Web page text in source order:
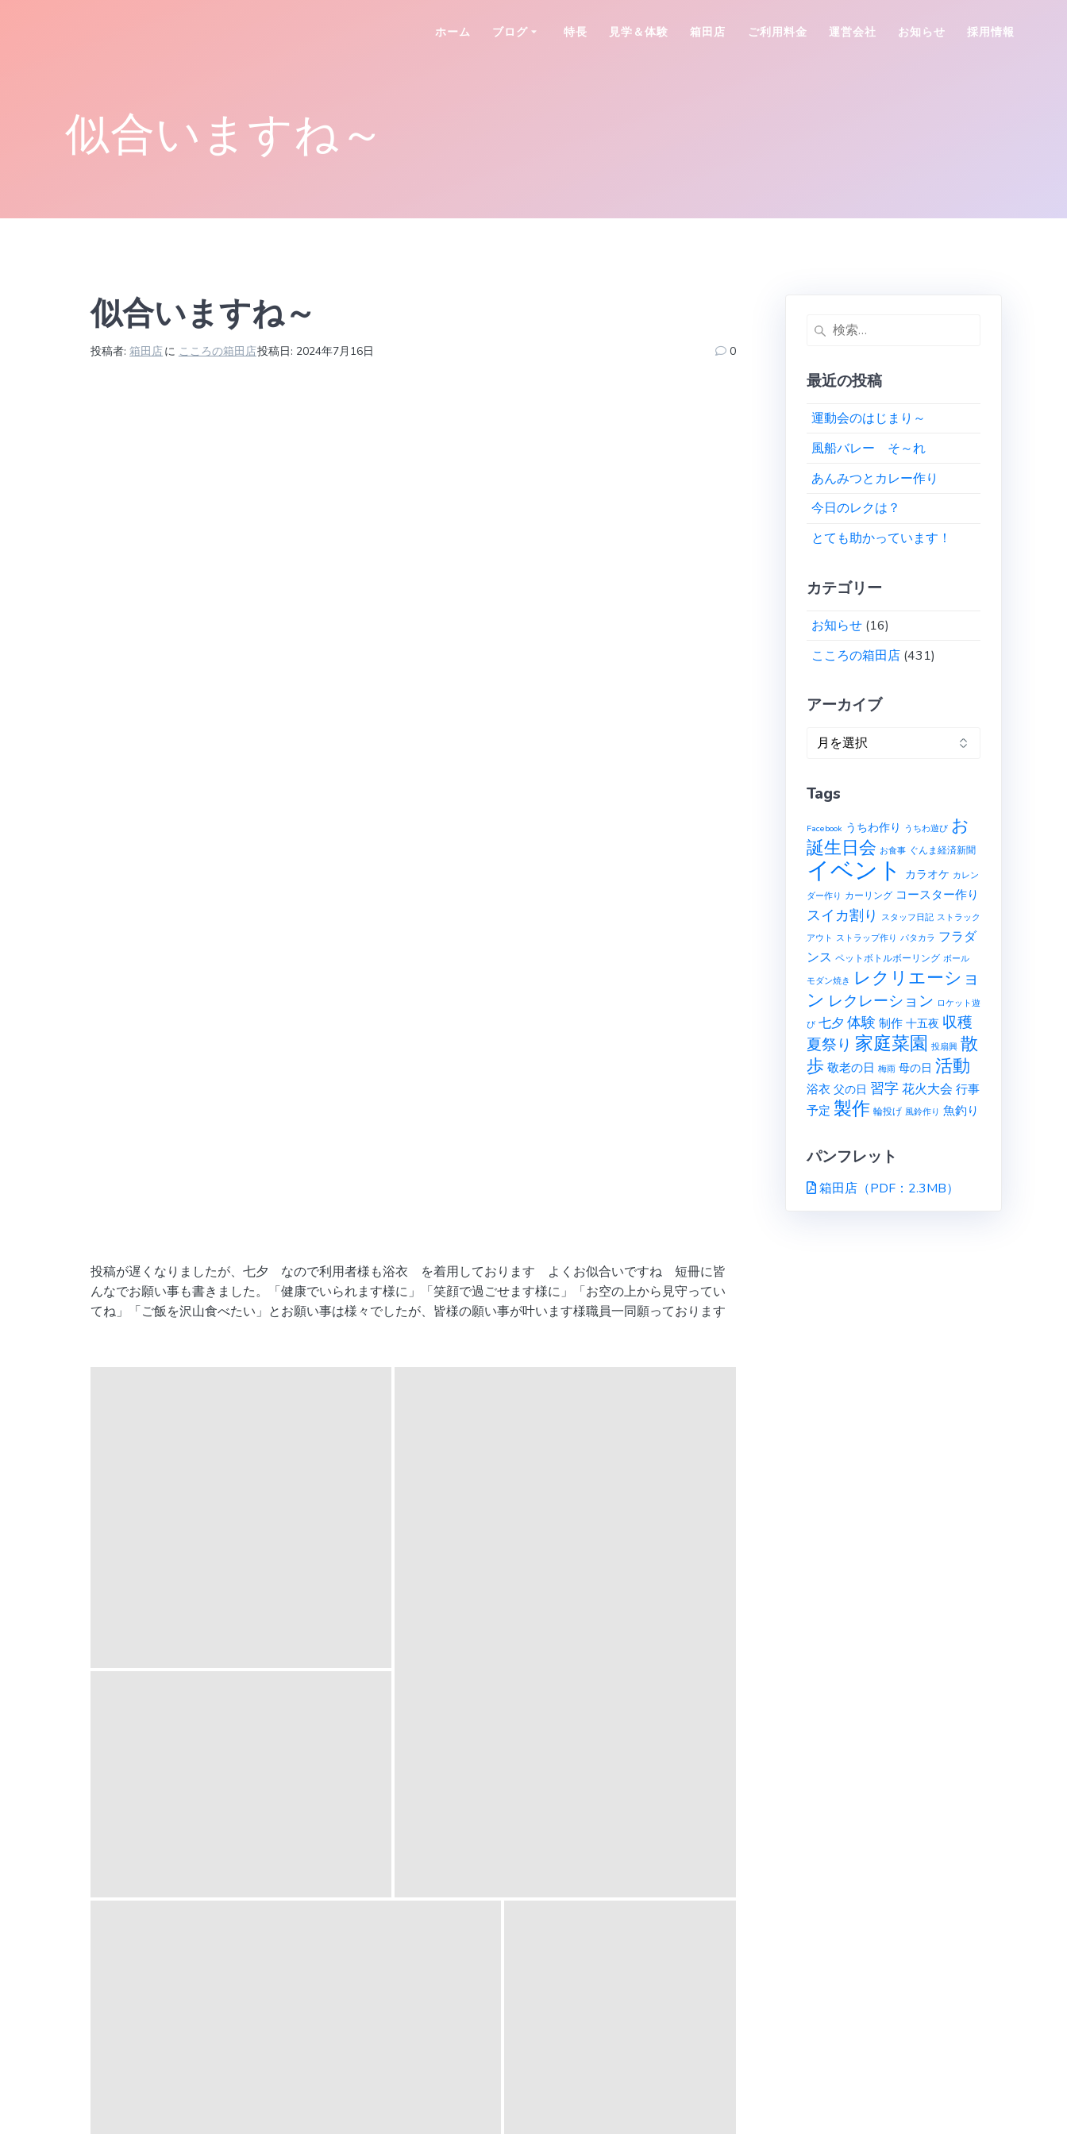
ホーム ブログ 特長 見学＆体験 箱田店 ご利用料金 運営会社 お知らせ 採用情報
似合いますね～
似合いますね～
投稿者:箱田店 に こころの箱田店投稿日: 2024年7月16日 0
投稿が遅くなりましたが、七夕 なので利用者様も浴衣 を着用しております よくお似合いですね
短冊に皆
んなでお願い事も書きました。「健康でいられます様に」「笑顔で過ごせます様に」「お空の上から見守ってい
てね」「ご飯を沢山食べたい」とお願い事は様々でしたが、皆様の願い事が叶います様職員一同願っております
検
最近の投稿
運動会のはじまり～
風船バレー そ～れ
あんみつとカレー作り
今日のレクは？
とても助かっています！
カテゴリー
お知らせ (16)
こころの箱田店 (431)
アーカイブ
イ
Tags
Facebook うちわ作り うちわ遊び お
誕生日会 お食事 ぐんま経済新聞
イベント カラオケ カレン
ダー作り カーリング コースター作り
スイカ割り スタッフ日記 ストラック
アウト ストラップ作り パタカラ フラダ
ンス ペットボトルボーリング ボール
モダン焼き レクリエーショ
ン レクレーション ロケット遊
び 七夕 体験 制作 十五夜 収穫
夏祭り 家庭菜園 投扇興 散
歩敬老の日 梅雨 母の日 活動
浴衣 父の日 習字花火大会 行事
予定 製作 輪投げ 風鈴作り 魚釣り
パンフレット
箱田店（PDF：2.3MB）